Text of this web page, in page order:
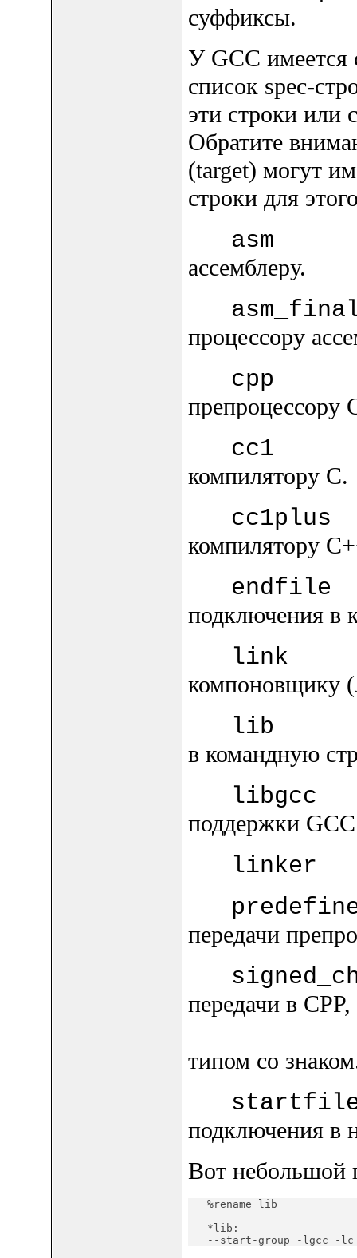
суффиксы.
У GCC имеется
список spec-
эти строки или
Обратите
(target) могут
строки для
ассемблеру.
процессору
препроцессору
компилятору C.
компилятору
подключения в
компоновщику
в командную
поддержки GCC
передачи
передачи в
типом со
подключения в
Вот небольшой
%rename lib
   *lib:
--start-group -lgcc -